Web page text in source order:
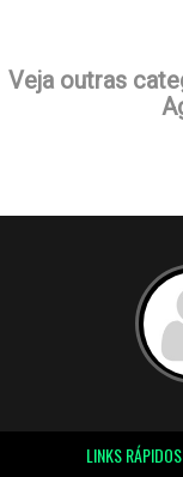
Veja outras
LINKS RÁPIDOS